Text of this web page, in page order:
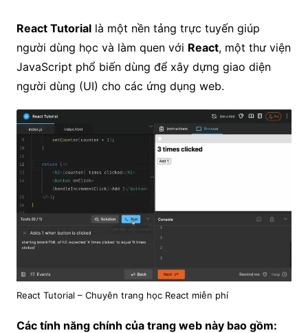
React Tutoriallà một nền tảng trực tuyến giúp
người dùng học và làm quen với React, một thư viện
JavaScript phổ biến dùng để xây dựng giao diện
người dùng (UI) cho các ứng dụng web.
React Tutorial – Chuyên trang học React miễn phí
Các tính năng chính của trang web này bao gồm: